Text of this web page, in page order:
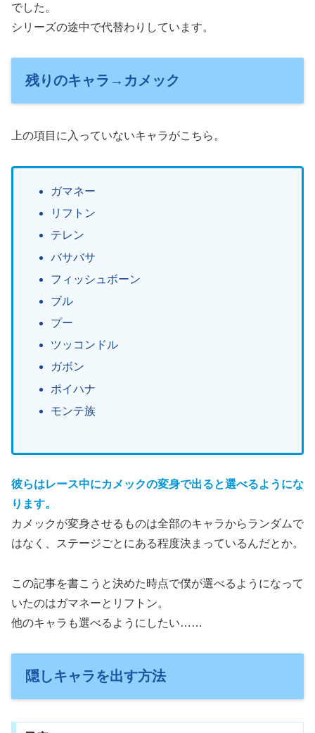
でした。
シリーズの途中で代替わりしています。
残りのキャラ→カメック
上の項目に入っていないキャラがこちら。
ガマネー
リフトン
テレン
バサバサ
フィッシュボーン
ブル
プー
ツッコンドル
ガボン
ポイハナ
モンテ族
彼らはレース中にカメックの変身で出ると選べるようにな
ります。
カメックが変身させるものは全部のキャラからランダムで
はなく、ステージごとにある程度決まっているんだとか。
この記事を書こうと決めた時点で僕が選べるようになって
いたのはガマネーとリフトン。
他のキャラも選べるようにしたい……
隠しキャラを出す方法